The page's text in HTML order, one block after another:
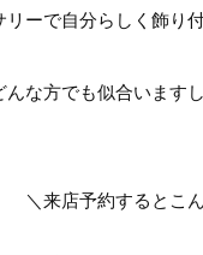
ーで自分らしく飾り
な方でも似合います
＼来店予約するとこ